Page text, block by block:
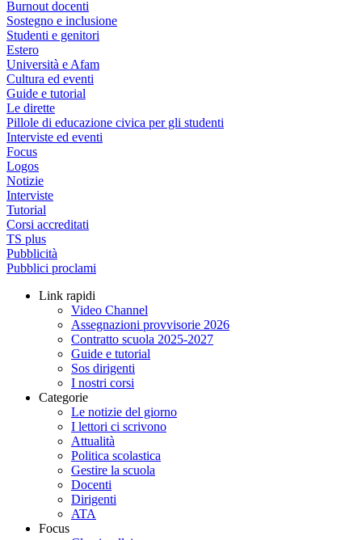
Burnout docenti
Sostegno e inclusione
Studenti e genitori
Estero
Università e Afam
Cultura ed eventi
Guide e tutorial
Le dirette
Pillole di educazione civica per gli studenti
Interviste ed eventi
Focus
Logos
Notizie
Interviste
Tutorial
Corsi accreditati
TS plus
Pubblicità
Pubblici proclami
Link rapidi
Video Channel
Assegnazioni provvisorie 2026
Contratto scuola 2025-2027
Guide e tutorial
Sos dirigenti
I nostri corsi
Categorie
Le notizie del giorno
I lettori ci scrivono
Attualità
Politica scolastica
Gestire la scuola
Docenti
Dirigenti
ATA
Focus